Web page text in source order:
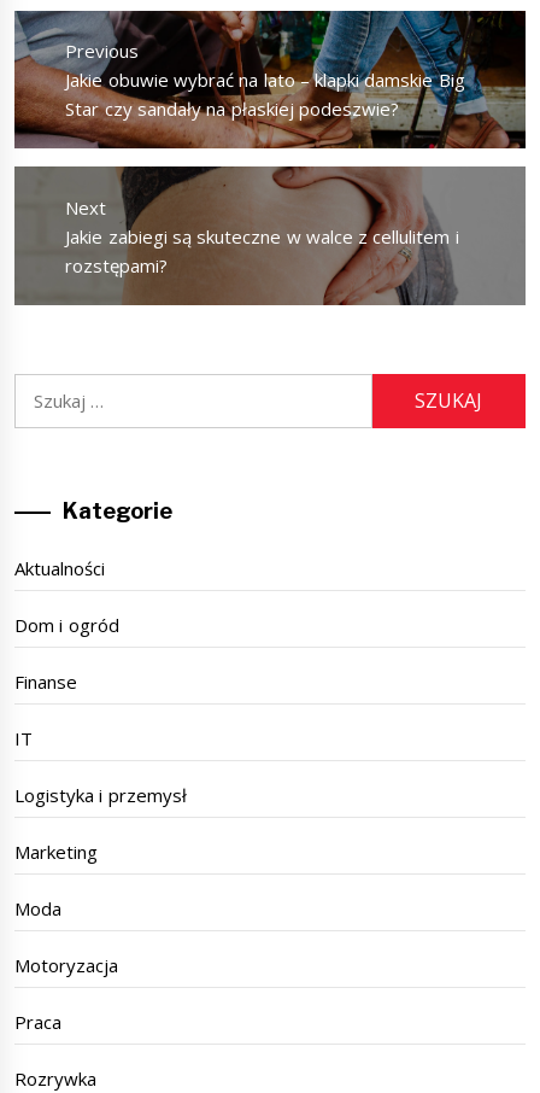
Nawigacja
wpisuPrevious
Previous
post:
Jakie obuwie wybrać na lato – klapki damskie Big
Star czy sandały na płaskiej podeszwie?
Next
Next
post:
Jakie zabiegi są skuteczne w walce z cellulitem i
rozstępami?
Kategorie
Aktualności
Dom i ogród
Finanse
IT
Logistyka i przemysł
Marketing
Moda
Motoryzacja
Praca
Rozrywka